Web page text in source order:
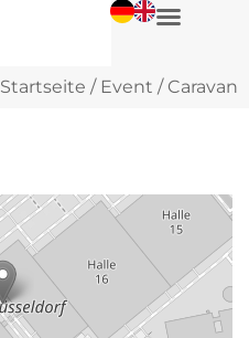
Startseite / Event / Caravan